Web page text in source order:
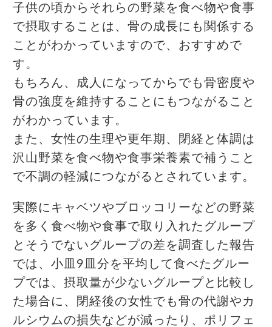
子供の頃からそれらの野菜を食べ物や食事
で摂取することは、骨の成長にも関係する
ことがわかっていますので、おすすめで
す。
もちろん、成人になってからでも骨密度や
骨の強度を維持することにもつながること
がわかっています。
また、女性の生理や更年期、閉経と体調は
沢山野菜を食べ物や食事栄養素で補うこと
で不調の軽減につながるとされています。
実際にキャベツやブロッコリーなどの野菜
を多く食べ物や食事で取り入れたグループ
とそうでないグループの差を調査した報告
では、小皿9皿分を平均して食べたグルー
プでは、摂取量が少ないグループと比較し
た場合に、閉経後の女性でも骨の代謝やカ
ルシウムの損失などが減ったり、ポリフェ